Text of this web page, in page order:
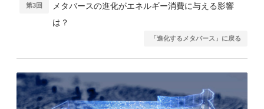
第3回
メタバースの進化がエネルギー消費に与える影響
は？
「進化するメタバース」に戻る